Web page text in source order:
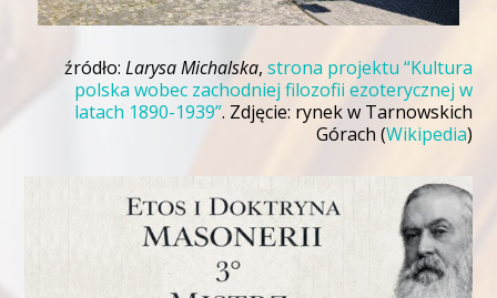
źródło: Larysa Michalska, strona projektu “Kultura
polska wobec zachodniej filozofii ezoterycznej w
latach 1890-1939”. Zdjęcie: rynek w Tarnowskich
Górach (Wikipedia)